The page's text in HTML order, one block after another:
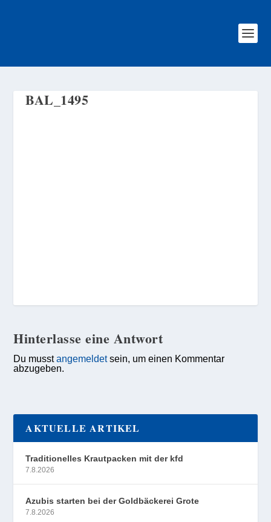
BAL_1495
Hinterlasse eine Antwort
Du musstangemeldetsein, um einen Kommentar
abzugeben.
AKTUELLE ARTIKEL
Traditionelles Krautpacken mit der kfd
7.8.2026
Azubis starten bei der Goldbäckerei Grote
7.8.2026